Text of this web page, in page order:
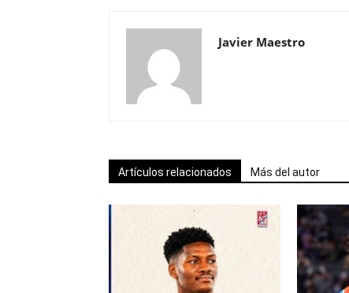
Javier Maestro
Artículos relacionados Más del autor